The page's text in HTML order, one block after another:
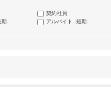
契約社員
期-
アルバイト -短期-